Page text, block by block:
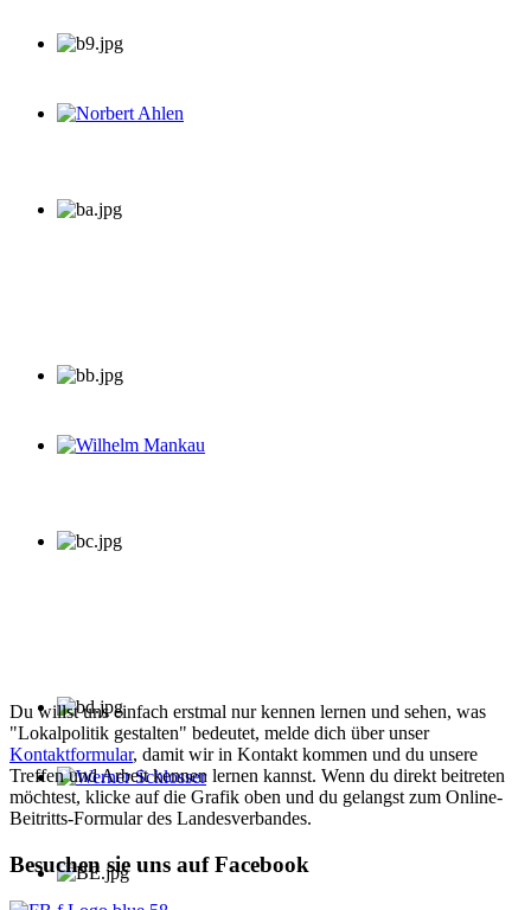
Werner Schlosser
Du willst uns einfach erstmal nur kennen lernen und sehen, was
"Lokalpolitik gestalten" bedeutet, melde dich über unser
Kontaktformular, damit wir in Kontakt kommen und du unsere
Treffen und Arbeit kennen lernen kannst. Wenn du direkt beitreten
möchtest, klicke auf die Grafik oben und du gelangst zum Online-
Beitritts-Formular des Landesverbandes.
Besuchen sie uns auf Facebook